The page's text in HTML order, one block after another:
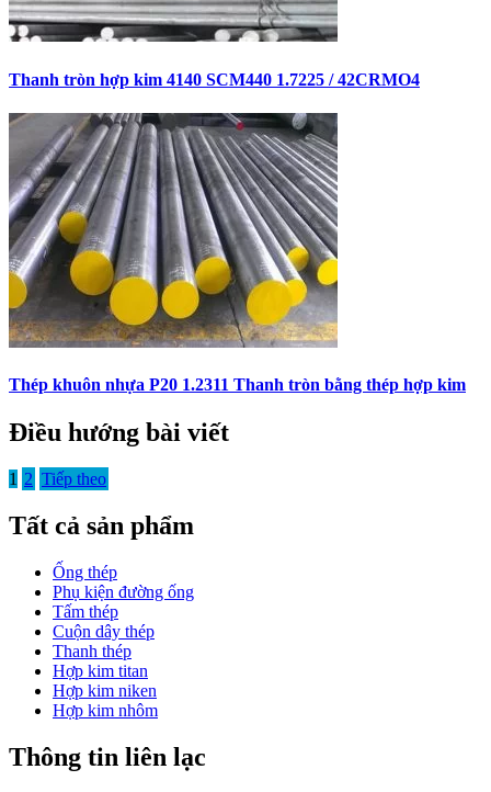
Thanh tròn hợp kim 4140 SCM440 1.7225 / 42CRMO4
Thép khuôn nhựa P20 1.2311 Thanh tròn bằng thép hợp kim
Điều hướng bài viết
1 2 Tiếp theo
Tất cả sản phẩm
Ống thép
Phụ kiện đường ống
Tấm thép
Cuộn dây thép
Thanh thép
Hợp kim titan
Hợp kim niken
Hợp kim nhôm
Thông tin liên lạc